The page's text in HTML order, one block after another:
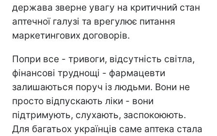
держава зверне увагу на критичний стан
аптечної галузі та врегулює питання
маркетингових договорів.
Попри все - тривоги, відсутність світла,
фінансові труднощі - фармацевти
залишаються поруч із людьми. Вони не
просто відпускають ліки - вони
підтримують, слухають, заспокоюють.
Для багатьох українців саме аптека стала